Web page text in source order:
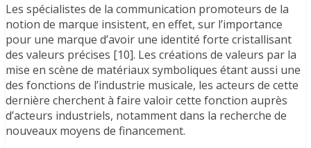
Les spécialistes de la communication promoteurs de la
notion de marque insistent, en effet, sur l’importance
pour une marque d’avoir une identité forte cristallisant
des valeurs précises [10]. Les créations de valeurs par la
mise en scène de matériaux symboliques étant aussi une
des fonctions de l’industrie musicale, les acteurs de cette
dernière cherchent à faire valoir cette fonction auprès
d’acteurs industriels, notamment dans la recherche de
nouveaux moyens de financement.